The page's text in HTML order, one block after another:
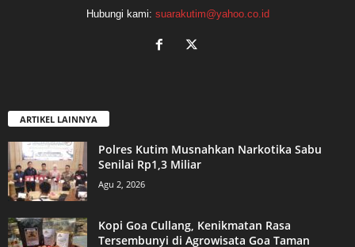
Hubungi kami: suarakutim@yahoo.co.id
ARTIKEL LAINNYA
Polres Kutim Musnahkan Narkotika Sabu
Senilai Rp1,3 Miliar
Agu 2, 2026
Kopi Goa Cullang, Kenikmatan Rasa
Tersembunyi di Agrowisata Goa Taman